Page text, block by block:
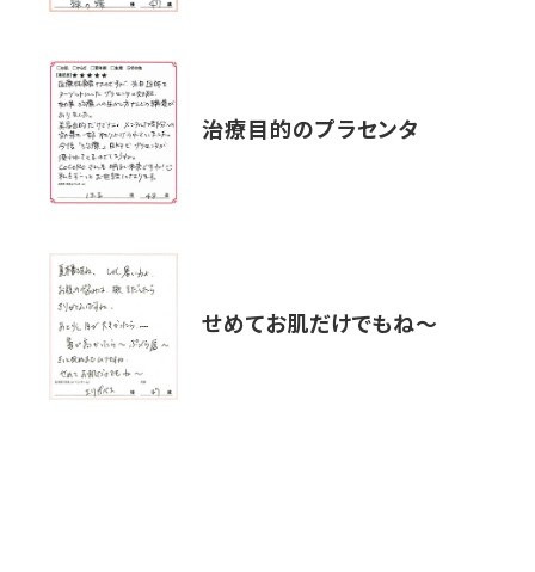
治療目的のプラセンタ
せめてお肌だけでもね〜